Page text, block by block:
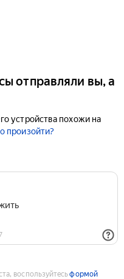
отправляли вы, а
устройства похожи на
произойти?
воспользуйтесьформой